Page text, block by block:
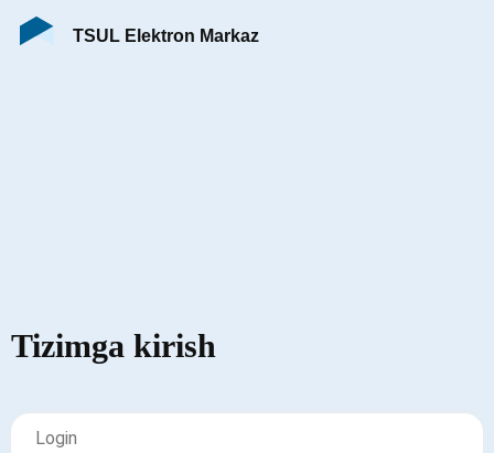
TSUL Elektron Markaz
Tizimga kirish